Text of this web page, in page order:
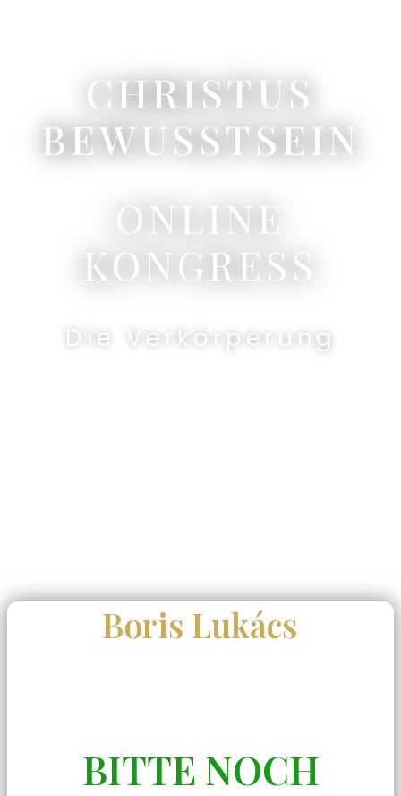
CHRISTUS
BEWUSSTSEIN
ONLINE
KONGRESS
Die Verkörperung
Boris Lukács
BITTE NOCH